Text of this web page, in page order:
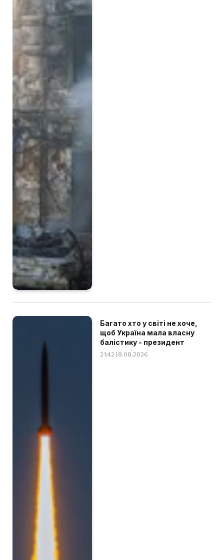
Багато хто у світі не хоче,
щоб Україна мала власну
балістику - президент
21:42 | 8.08.2026